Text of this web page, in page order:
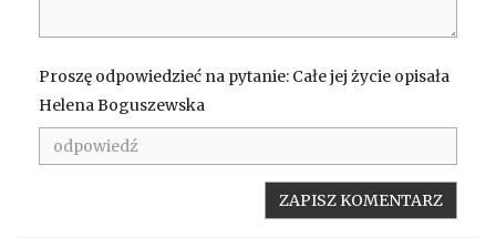
Proszę odpowiedzieć na pytanie: Całe jej życie opisała
Helena Boguszewska